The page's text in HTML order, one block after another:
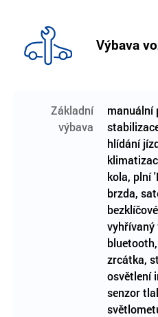
Výbava
Základní
výbava
manuální
hlídání
kola, plní
brzda,
vyhřívaný
zrcátka,
osvětlení
senzor